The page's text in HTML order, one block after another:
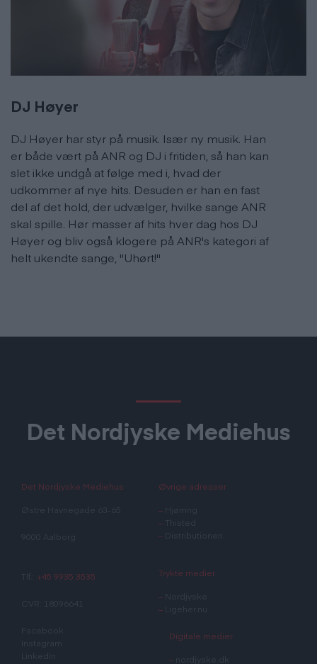
DJ Høyer
DJ Høyer har styr på musik. Især ny musik. Han
er både vært på ANR og DJ i fritiden, så han kan
slet ikke undgå at følge med i, hvad der
udkommer af nye hits. Desuden er han en fast
del af det hold, der udvælger, hvilke sange ANR
skal spille. Hør masser af hits hver dag hos DJ
Høyer og bliv også klogere på ANR's kategori af
helt ukendte sange, "Uhørt!"
Det Nordjyske Mediehus
Det Nordjyske Mediehus
Østre Havnegade 63-65
Tlf.: +45 9935 3535
CVR: 18096641
Facebook
Instagram
LinkedIn
Øvrige adresser
–
– Thisted
–
Distributionen
Trykte medier
–
Nordjyske
–
Digitale medier
– nordjyske.dk